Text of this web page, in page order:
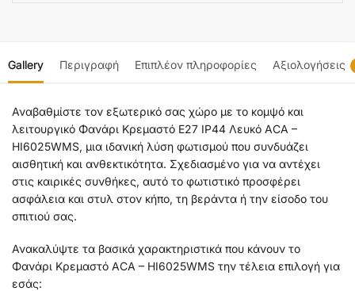
Gallery Περιγραφή Επιπλέον πληροφορίες Αξιολογήσεις
Αναβαθμίστε τον εξωτερικό σας χώρο με το κομψό και
λειτουργικό Φανάρι Κρεμαστό Ε27 IP44 Λευκό ACA –
HI6025WMS, μια ιδανική λύση φωτισμού που συνδυάζει
αισθητική και ανθεκτικότητα. Σχεδιασμένο για να αντέχει
στις καιρικές συνθήκες, αυτό το φωτιστικό προσφέρει
ασφάλεια και στυλ στον κήπο, τη βεράντα ή την είσοδο του
σπιτιού σας.
Ανακαλύψτε τα βασικά χαρακτηριστικά που κάνουν το
Φανάρι Κρεμαστό ACA – HI6025WMS την τέλεια επιλογή για
εσάς: